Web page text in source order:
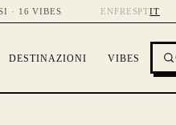
· 16 VIBES EN FR ESPTIT
DESTINAZIONI VIBES